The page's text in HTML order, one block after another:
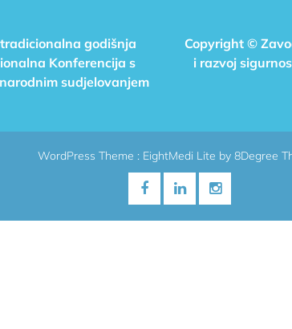
godišnja
Konferencija s
sudjelovanjem
Copyright ©
i razvoj
WordPress Theme : EightMedi Lite by 8Degree